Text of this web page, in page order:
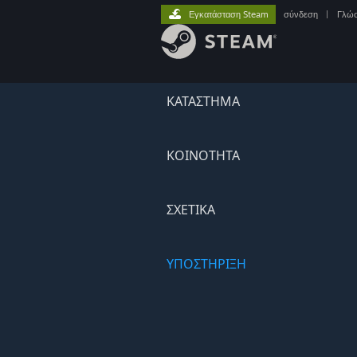
ΚΑΤΑΣΤΗΜΑ
ΚΟΙΝΟΤΗΤΑ
ΣΧΕΤΙΚΆ
ΥΠΟΣΤΗΡΙΞΗ
Εγκατάσταση Steam σύνδεση